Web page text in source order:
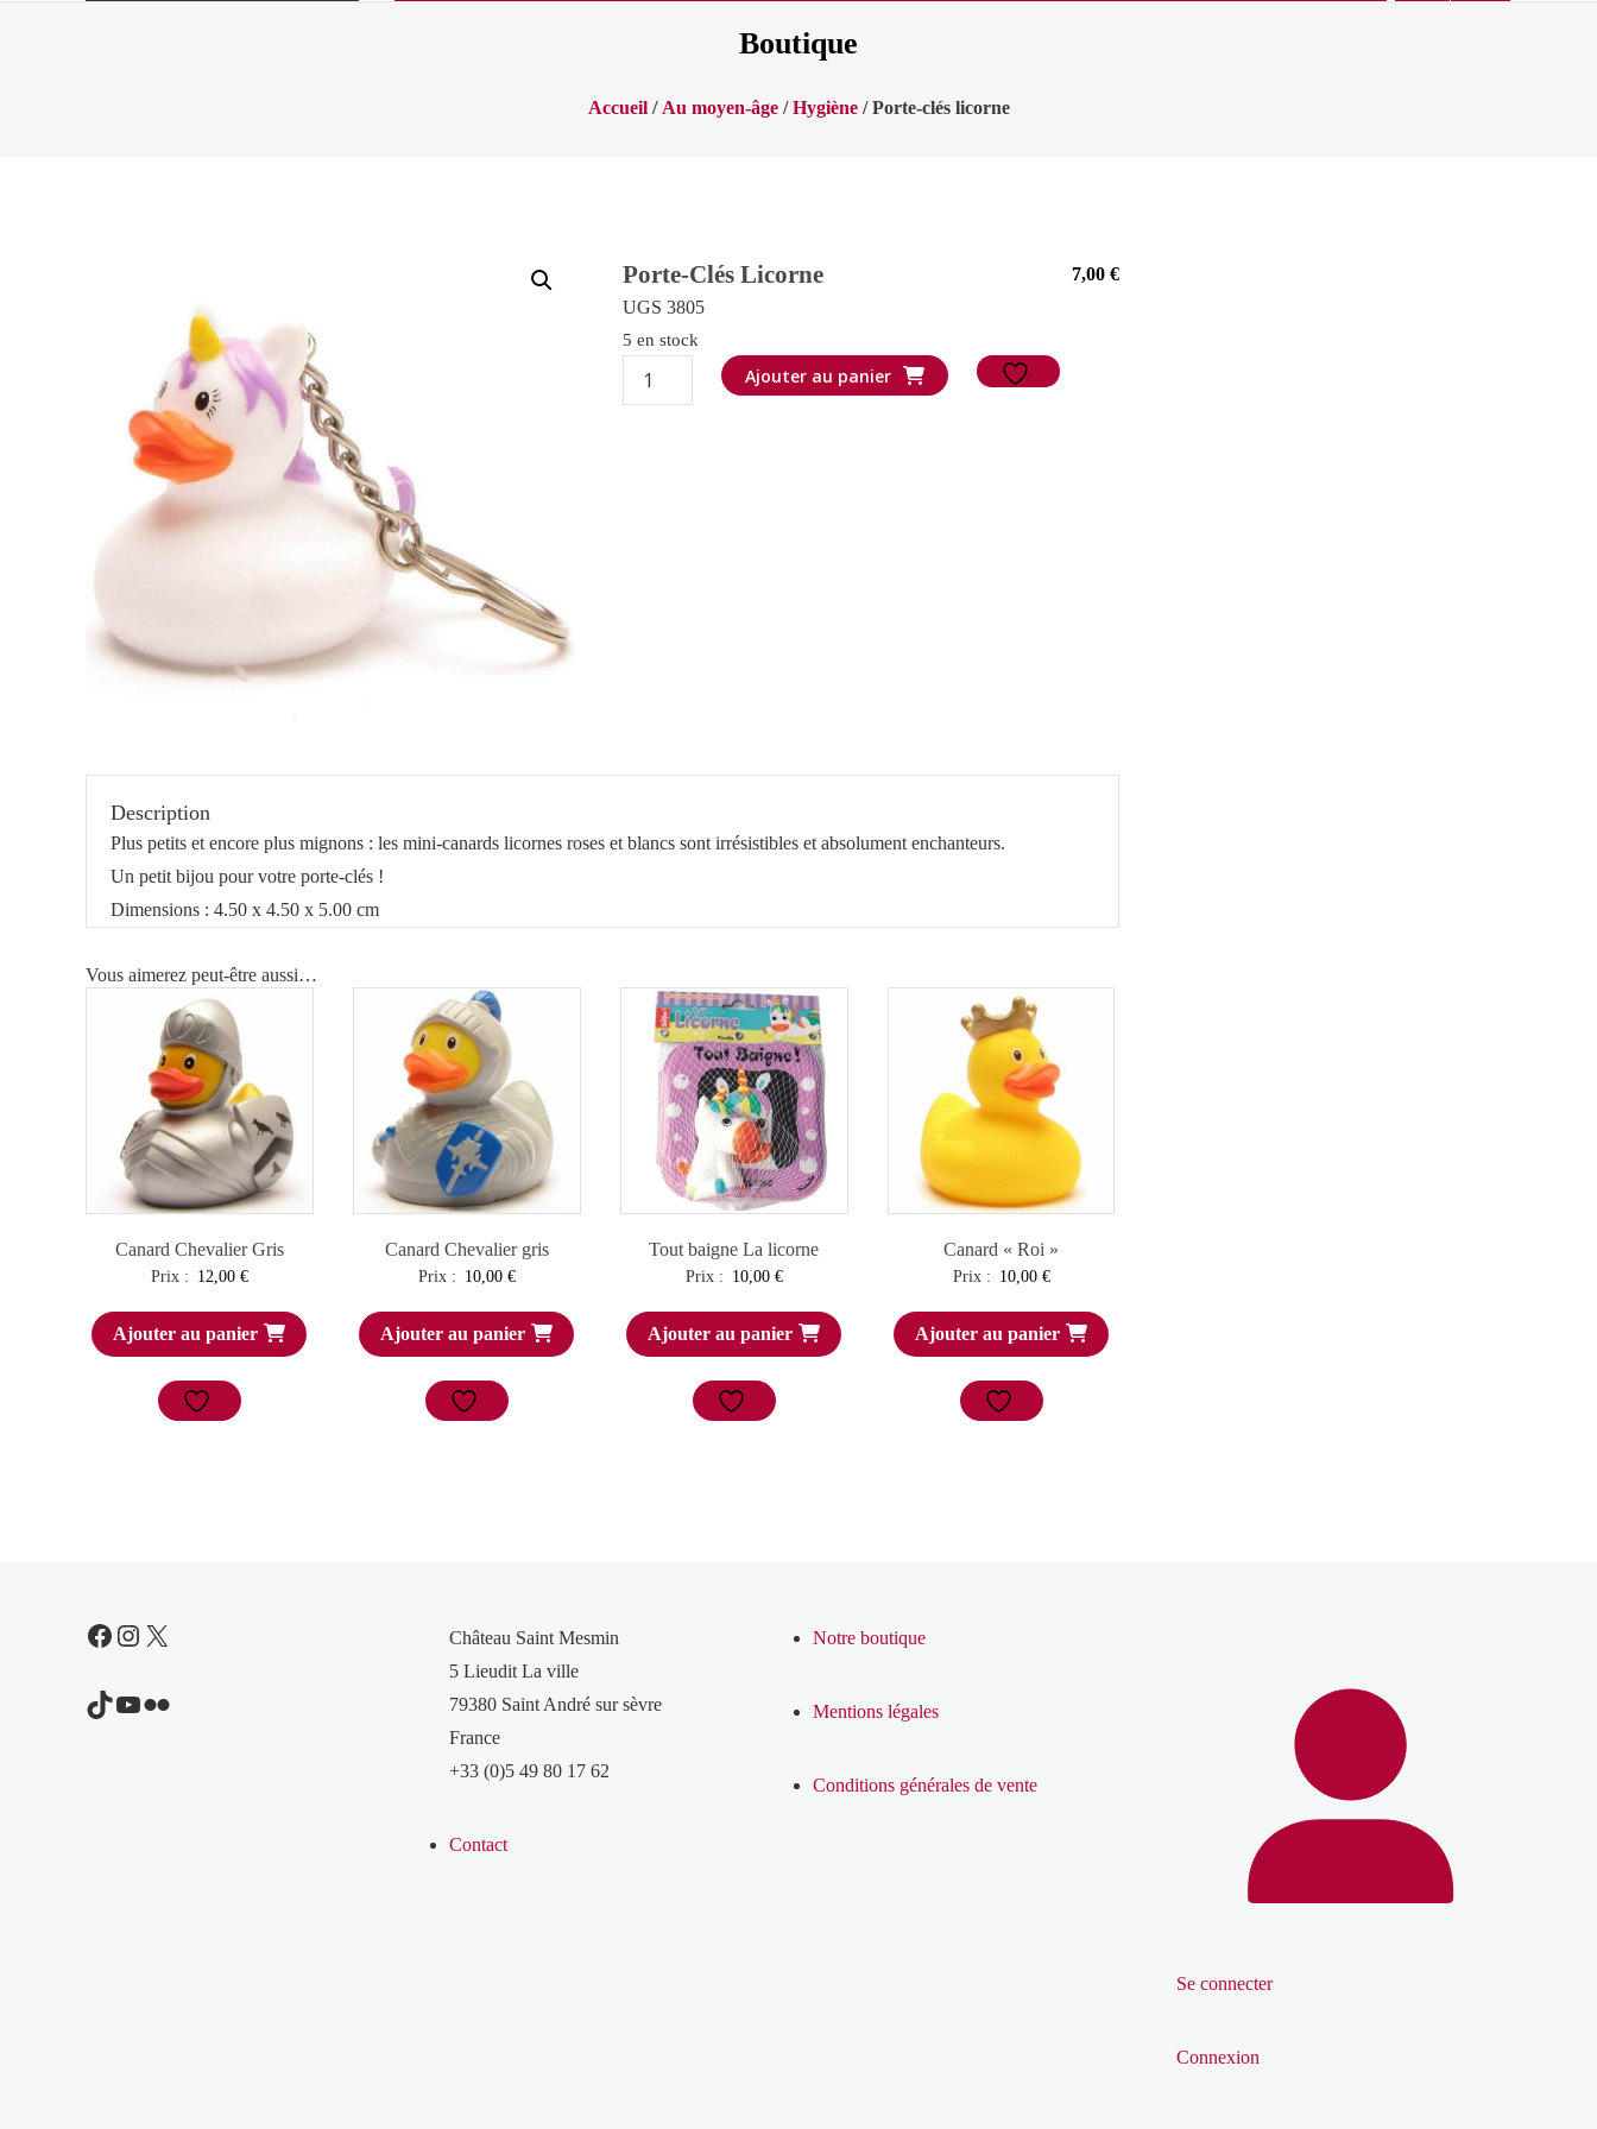
Boutique
Accueil/ Au moyen-âge/Hygiène/ Porte-clés licorne
Porte-Clés Licorne 7,00 €
UGS 3805
5 en stock
quantité
de
Ajouter au panier
Description
Plus petits et encore plus mignons : les mini-canards licornes roses et blancs sont irrésistibles et absolument enchanteurs.
Un petit bijou pour votre porte-clés !
Dimensions : 4.50 x 4.50 x 5.00 cm
Vous aimerez peut-être aussi…
Canard Chevalier Gris
Prix : 12,00 €
Ajouter au panier
Canard Chevalier gris
Prix : 10,00 €
Ajouter au panier
Tout baigne La licorne
Prix : 10,00 €
Ajouter au panier
Canard « Roi »
Prix : 10,00 €
Ajouter au panier
Facebook
Instagram
X
TikTok
YouTube
Flickr
Château Saint Mesmin
5 Lieudit La ville
79380 Saint André sur sèvre
France
+33 (0)5 49 80 17 62
Contact
Notre boutique
Mentions légales
Conditions générales de vente
Se connecter
Connexion